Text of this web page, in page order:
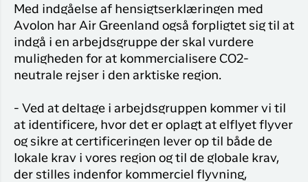
Med indgåelse af hensigtserklæringen med
Avolon har Air Greenland også forpligtet sig til at
indgå i en arbejdsgruppe der skal vurdere
muligheden for at kommercialisere CO2-
neutrale rejser i den arktiske region.
- Ved at deltage i arbejdsgruppen kommer vi til
at identificere, hvor det er oplagt at elflyet flyver
og sikre at certificeringen lever op til både de
lokale krav i vores region og til de globale krav,
der stilles indenfor kommerciel flyvning,